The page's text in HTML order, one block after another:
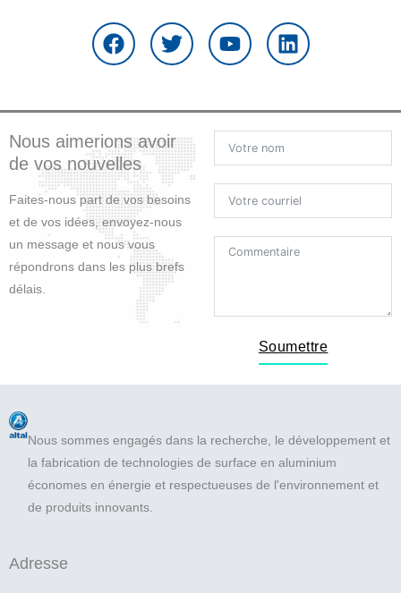
a
c
e
o
o
k
w
i
t
e
r
o
u
t
b
e
i
n
k
d
i
Nous aimerions avoir
de vos nouvelles
Faites-nous part de vos besoins
et de vos idées, envoyez-nous
un message et nous vous
répondrons dans les plus brefs
délais.
Soumettre
Nous sommes engagés dans la recherche, le développement et
la fabrication de technologies de surface en aluminium
économes en énergie et respectueuses de l'environnement et
de produits innovants.
Adresse